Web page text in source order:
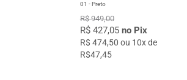
01 - Preto
R$ 949,00
R$ 427,05 no Pix
R$ 474,50 ou 10x de
R$47,45